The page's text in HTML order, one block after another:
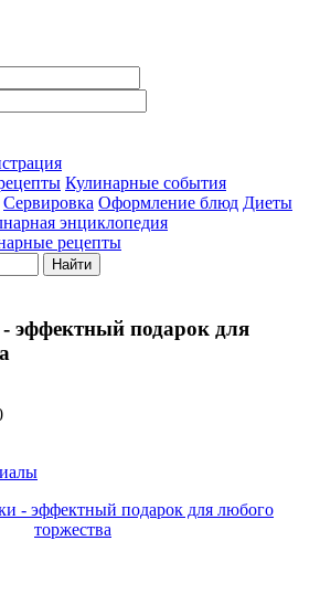
Кулинарные события
Сервировка Оформление блюд Диеты
энциклопедия
рецепты
Найти
эффектный подарок для